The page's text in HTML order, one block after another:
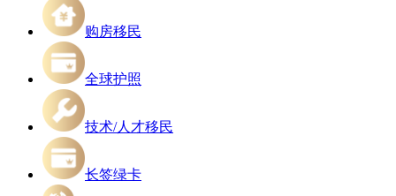
购房移民
全球护照
技术/人才移民
长签绿卡